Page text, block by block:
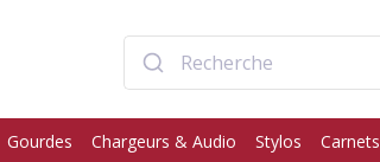
Gourdes Chargeurs & Audio Stylos Carnets